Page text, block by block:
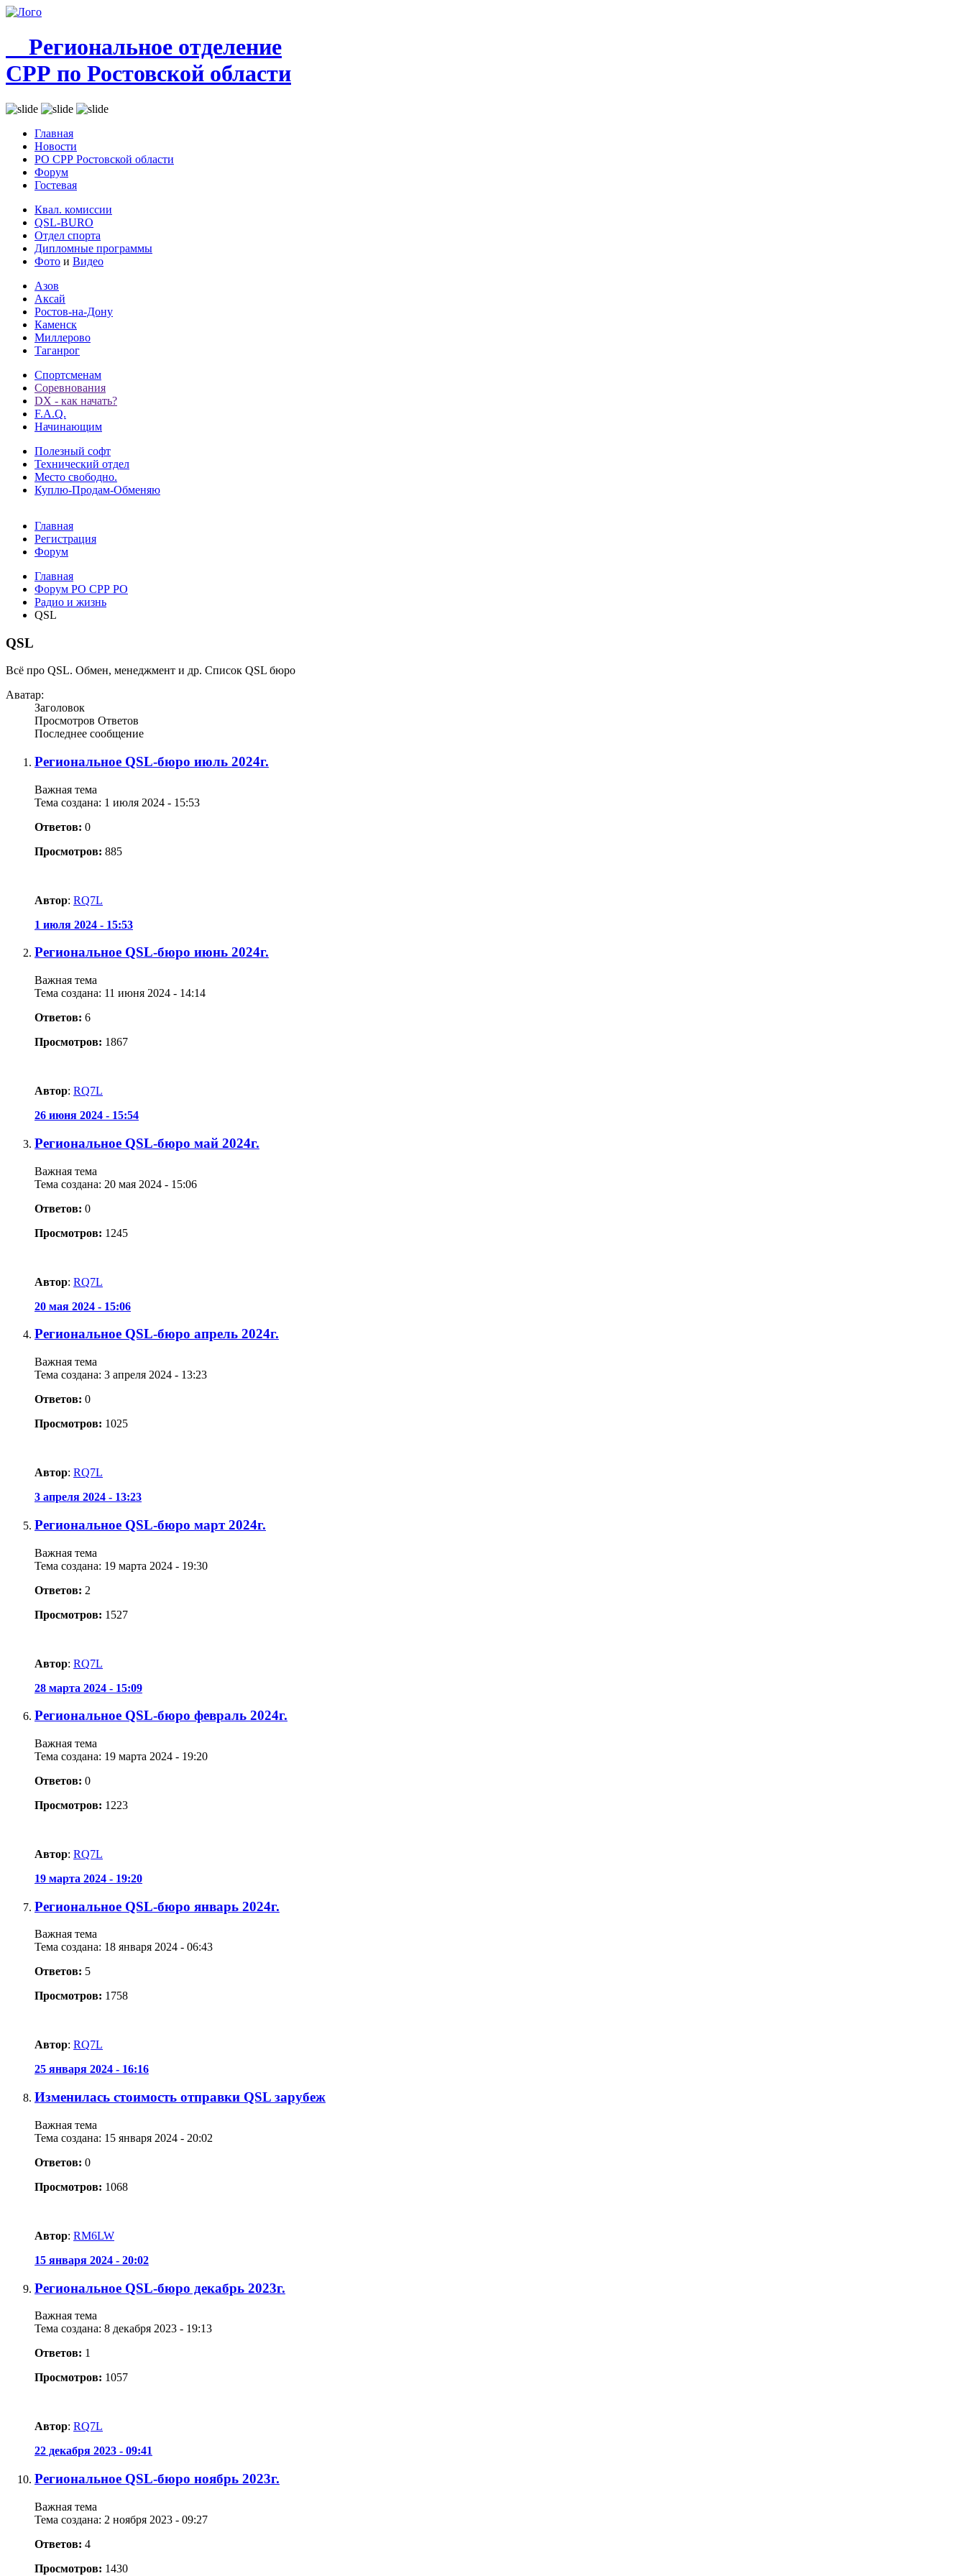
Региональное отделение
СРР по Ростовской области
Главная
Новости
РО СРР Ростовской области
Форум
Гостевая
Квал. комиссии
QSL-BURO
Отдел спорта
Дипломные программы
Фото и Видео
Азов
Аксай
Ростов-на-Дону
Каменск
Миллерово
Таганрог
Спортсменам
Соревнования
DX - как начать?
F.A.Q.
Начинающим
Полезный софт
Технический отдел
Место свободно.
Куплю-Продам-Обменяю
Главная
Регистрация
Форум
Главная
Форум РО СРР РО
Радио и жизнь
QSL
QSL
Всё про QSL. Обмен, менеджмент и др. Список QSL бюро
Аватар:
Заголовок
Просмотров Ответов
Последнее сообщение
Региональное QSL-бюро июль 2024г.
Важная тема
Тема создана: 1 июля 2024 - 15:53
Ответов: 0
Просмотров: 885
Автор: RQ7L
1 июля 2024 - 15:53
Региональное QSL-бюро июнь 2024г.
Важная тема
Тема создана: 11 июня 2024 - 14:14
Ответов: 6
Просмотров: 1867
Автор: RQ7L
26 июня 2024 - 15:54
Региональное QSL-бюро май 2024г.
Важная тема
Тема создана: 20 мая 2024 - 15:06
Ответов: 0
Просмотров: 1245
Автор: RQ7L
20 мая 2024 - 15:06
Региональное QSL-бюро апрель 2024г.
Важная тема
Тема создана: 3 апреля 2024 - 13:23
Ответов: 0
Просмотров: 1025
Автор: RQ7L
3 апреля 2024 - 13:23
Региональное QSL-бюро март 2024г.
Важная тема
Тема создана: 19 марта 2024 - 19:30
Ответов: 2
Просмотров: 1527
Автор: RQ7L
28 марта 2024 - 15:09
Региональное QSL-бюро февраль 2024г.
Важная тема
Тема создана: 19 марта 2024 - 19:20
Ответов: 0
Просмотров: 1223
Автор: RQ7L
19 марта 2024 - 19:20
Региональное QSL-бюро январь 2024г.
Важная тема
Тема создана: 18 января 2024 - 06:43
Ответов: 5
Просмотров: 1758
Автор: RQ7L
25 января 2024 - 16:16
Изменилась стоимость отправки QSL зарубеж
Важная тема
Тема создана: 15 января 2024 - 20:02
Ответов: 0
Просмотров: 1068
Автор: RM6LW
15 января 2024 - 20:02
Региональное QSL-бюро декабрь 2023г.
Важная тема
Тема создана: 8 декабря 2023 - 19:13
Ответов: 1
Просмотров: 1057
Автор: RQ7L
22 декабря 2023 - 09:41
Региональное QSL-бюро ноябрь 2023г.
Важная тема
Тема создана: 2 ноября 2023 - 09:27
Ответов: 4
Просмотров: 1430